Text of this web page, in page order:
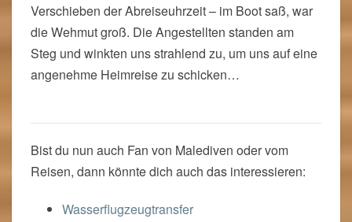
Verschieben der Abreiseuhrzeit – im Boot saß, war
die Wehmut groß. Die Angestellten standen am
Steg und winkten uns strahlend zu, um uns auf eine
angenehme Heimreise zu schicken…
Bist du nun auch Fan von Malediven oder vom
Reisen, dann könnte dich auch das interessieren:
Wasserflugzeugtransfer